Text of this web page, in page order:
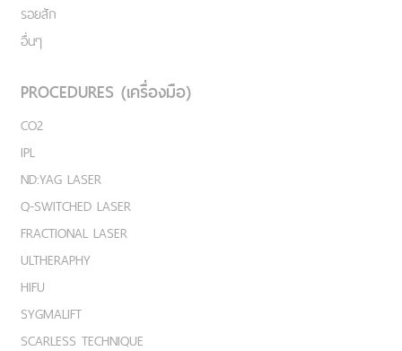
รอยสัก
อื่นๆ
PROCEDURES (เครื่องมือ)
CO2
IPL
ND:YAG LASER
Q-SWITCHED LASER
FRACTIONAL LASER
ULTHERAPHY
HIFU
SYGMALIFT
SCARLESS TECHNIQUE